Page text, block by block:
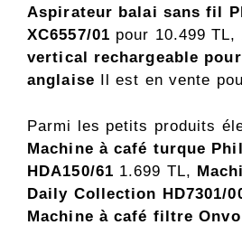
Aspirateur balai sans fil
XC6557/01 pour 10.499 TL,
vertical rechargeable
anglaise Il est en vente
Parmi les petits produits
Machine à café turque
HDA150/61 1.699 TL,
Daily Collection HD7301/
Machine à café filtre Onvo